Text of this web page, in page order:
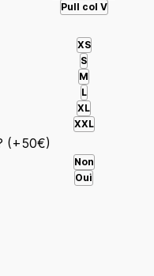
Pull col V
XS
S
M
L
XL
XXL
(+50€)
Non
Oui